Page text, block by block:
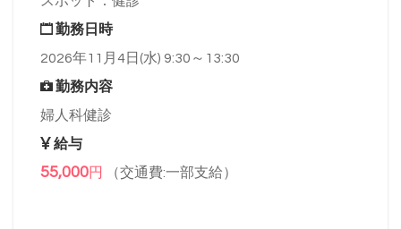
勤務日時
2026年11月4日(水) 9:30～13:30
勤務内容
婦人科健診
給与
55,000円 （交通費:一部支給）